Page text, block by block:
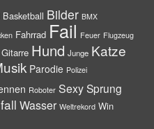
Basketball Bilder BMX
Fahrrad Fail Feuer Flugzeug
Gitarre Hund Junge Katze
Parodie Polizei
Roboter SexySprung
Wasser Weltrekord Win